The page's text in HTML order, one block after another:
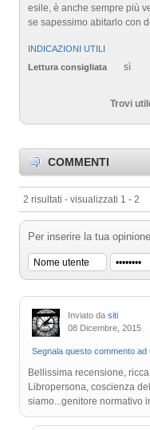
esile, è anche sempre più
se sapessimo abitarlo con
INDICAZIONI UTILI
Lettura consigliata
sì
Trovi
COMMENTI
2 risultati - visualizzati 1 - 2
Per inserire la tua
Inviato da siti
08 Dicembre, 2015
Segnala questo commento ad
Bellissima recensione,
Libropersona, coscienza
siamo...genitore normativo